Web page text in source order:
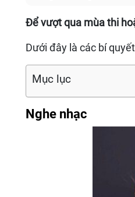
Để vượt qua mùa thi
Dưới đây là các bí
Mục lục
Nghe nhạc